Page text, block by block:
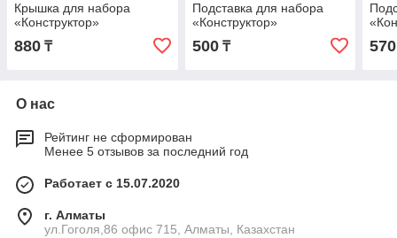
Крышка для набора
«Конструктор»
880 ₸
Подставка для набора
«Конструктор»
500₸ 570
О нас
Рейтинг не сформирован
Менее 5 отзывов за последний год
Работает с 15.07.2020
г. Алматы
ул.Гоголя,86 офис 715, Алматы, Казахстан